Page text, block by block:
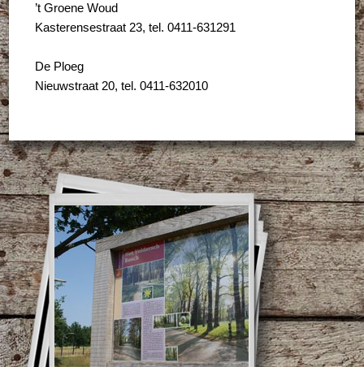
’t Groene Woud
Kasterensestraat 23, tel. 0411-631291
De Ploeg
Nieuwstraat 20, tel. 0411-632010